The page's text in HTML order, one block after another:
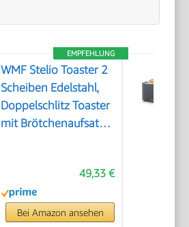
EMPFEHLUNG
WMF Stelio Toaster 2
Scheiben Edelstahl,
Doppelschlitz Toaster
mit Brötchenaufsatz,
W, edelstahl matt49,33 €
Bei Amazon ansehen